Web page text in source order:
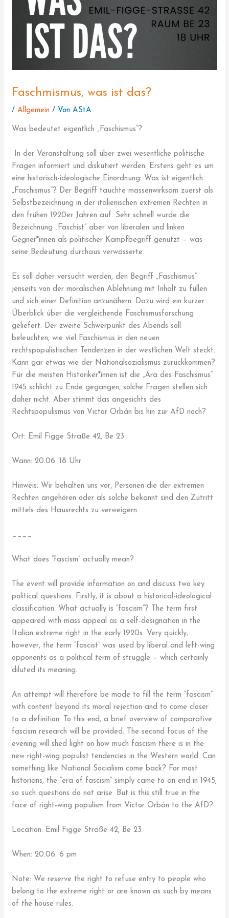
Faschmismus, was ist das?
/Allgemein / VonAStA
Was bedeutet eigentlich „Faschismus“?
In der Veranstaltung soll über zwei wesentliche politische
Fragen informiert und diskutiert werden. Erstens geht es um
eine historisch-ideologische Einordnung: Was ist eigentlich
„Faschismus“? Der Begriff tauchte massenwirksam zuerst als
Selbstbezeichnung in der italienischen extremen Rechten in
den frühen 1920er Jahren auf. Sehr schnell wurde die
Bezeichnung „Faschist“ aber von liberalen und linken
Gegner*innen als politischer Kampfbegriff genutzt – was
seine Bedeutung durchaus verwässerte.
Es soll daher versucht werden, den Begriff „Faschismus“
jenseits von der moralischen Ablehnung mit Inhalt zu füllen
und sich einer Definition anzunähern. Dazu wird ein kurzer
Überblick über die vergleichende Faschismusforschung
geliefert. Der zweite Schwerpunkt des Abends soll
beleuchten, wie viel Faschismus in den neuen
rechtspopulistischen Tendenzen in der westlichen Welt steckt.
Kann gar etwas wie der Nationalsozialismus zurückkommen?
Für die meisten Historiker*innen ist die „Ära des Faschismus“
1945 schlicht zu Ende gegangen, solche Fragen stellen sich
daher nicht. Aber stimmt das angesichts des
Rechtspopulismus von Victor Orbán bis hin zur AfD noch?
Ort: Emil Figge Straße 42, Be 23
Wann: 20.06. 18 Uhr
Hinweis: Wir behalten uns vor, Personen die der extremen
Rechten angehören oder als solche bekannt sind den Zutritt
mittels des Hausrechts zu verweigern.
____
What does “fascism” actually mean?
The event will provide information on and discuss two key
political questions. Firstly, it is about a historical-ideological
classification: What actually is “fascism”? The term first
appeared with mass appeal as a self-designation in the
Italian extreme right in the early 1920s. Very quickly,
however, the term “fascist” was used by liberal and left-wing
opponents as a political term of struggle – which certainly
diluted its meaning.
An attempt will therefore be made to fill the term “fascism”
with content beyond its moral rejection and to come closer
to a definition. To this end, a brief overview of comparative
fascism research will be provided. The second focus of the
evening will shed light on how much fascism there is in the
new right-wing populist tendencies in the Western world. Can
something like National Socialism come back? For most
historians, the “era of fascism” simply came to an end in 1945,
so such questions do not arise. But is this still true in the
face of right-wing populism from Victor Orbán to the AfD?
Location: Emil Figge Straße 42, Be 23
When: 20.06. 6 pm
Note: We reserve the right to refuse entry to people who
belong to the extreme right or are known as such by means
of the house rules.